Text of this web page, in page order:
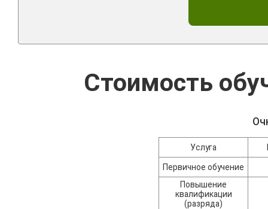
Стоимость
Услуга
Первичное обучение
Повышение
квалификации
(разряда)